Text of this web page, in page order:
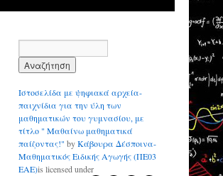
Ιστοσελίδα με ψηφιακά αρχεία-
παιχνίδια για την ύλη των
μαθηματικών του γυμνασίου, με
τίτλο " Μαθαίνω μαθηματικά
παίζοντας!" byΚάβουρα Δέσποινα-
Μαθηματικός Ειδικής Αγωγής (ΠΕ03
ΕΑΕ)is licensed under